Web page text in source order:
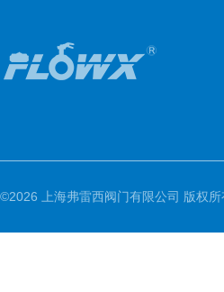
©2026 上海弗雷西阀门有限公司 版权所